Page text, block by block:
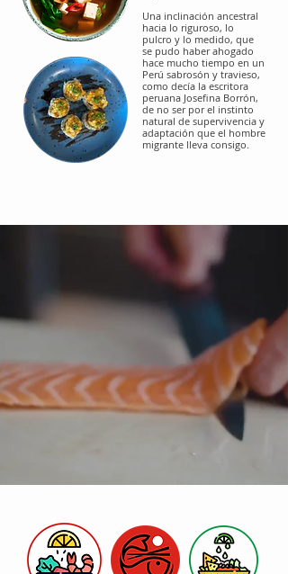
Una inclinación ancestral
hacia lo riguroso, lo
pulcro y lo medido, que
se pudo haber ahogado
hace mucho tiempo en un
Perú sabrosón y travieso,
como decía la escritora
peruana Josefina Borrón,
de no ser por el instinto
natural de supervivencia y
adaptación que el hombre
migrante lleva consigo.